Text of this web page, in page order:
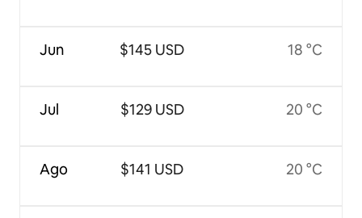
Jun
Jul
Ago
$145 USD
$129 USD
$141 USD
18 °C
20 °C
20 °C